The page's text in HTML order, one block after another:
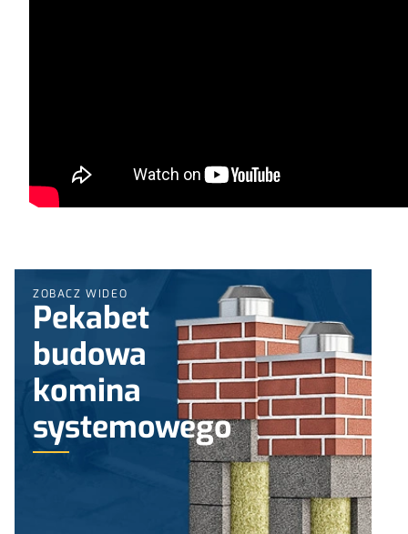
ZOBACZ WIDEO
Pekabet
budowa
komina
systemowego